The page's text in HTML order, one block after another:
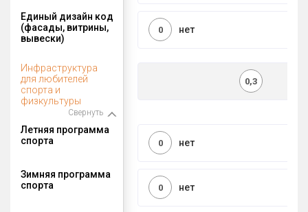
Единый дизайн код
(фасады, витрины,
вывески)
нет
0
Инфраструктура
для любителей
спорта и
физкультуры
Свернуть
0,3
Летняя программа
спорта
нет
0
Зимняя программа
спорта
нет
0